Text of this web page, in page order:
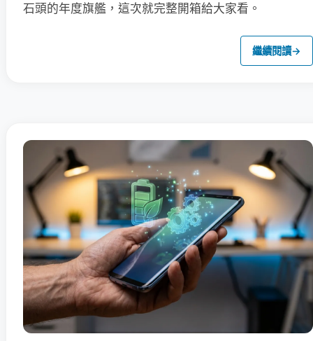
石頭的年度旗艦，這次就完整開箱給大家看。
繼續閱讀→